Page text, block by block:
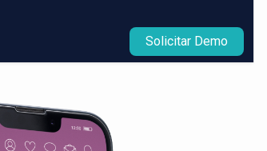
Solicitar Demo